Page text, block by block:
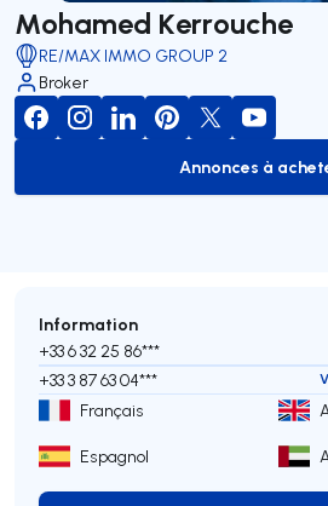
Mohamed Kerrouche
RE/MAX IMMO GROUP 2
Broker
to-
Annonces à
Information
+33 6 32 25 86***
+33 3 87 63 04***
Français
Espagnol